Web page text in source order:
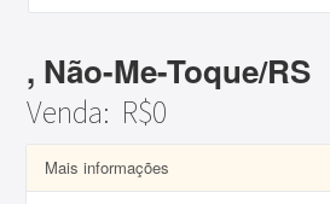
, Não-Me-Toque/RS
Venda: R$0
Mais informações